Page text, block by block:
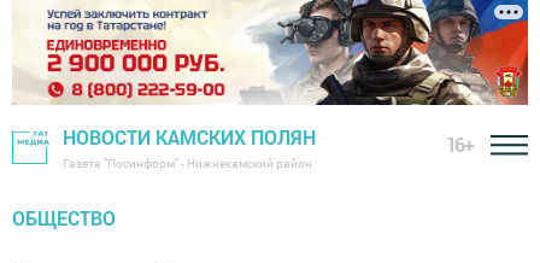
НОВОСТИ КАМСКИХ ПОЛЯН
Газета "Посинформ" - Нижнекамский район
16+
ОБЩЕСТВО